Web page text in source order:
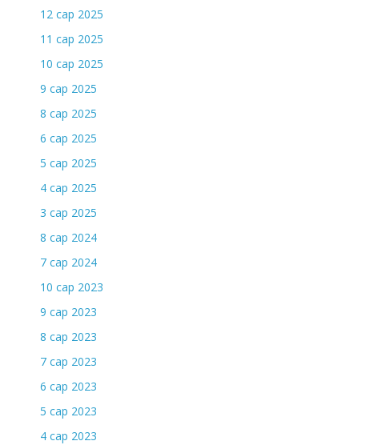
12 сар 2025
11 сар 2025
10 сар 2025
9 сар 2025
8 сар 2025
6 сар 2025
5 сар 2025
4 сар 2025
3 сар 2025
8 сар 2024
7 сар 2024
10 сар 2023
9 сар 2023
8 сар 2023
7 сар 2023
6 сар 2023
5 сар 2023
4 сар 2023